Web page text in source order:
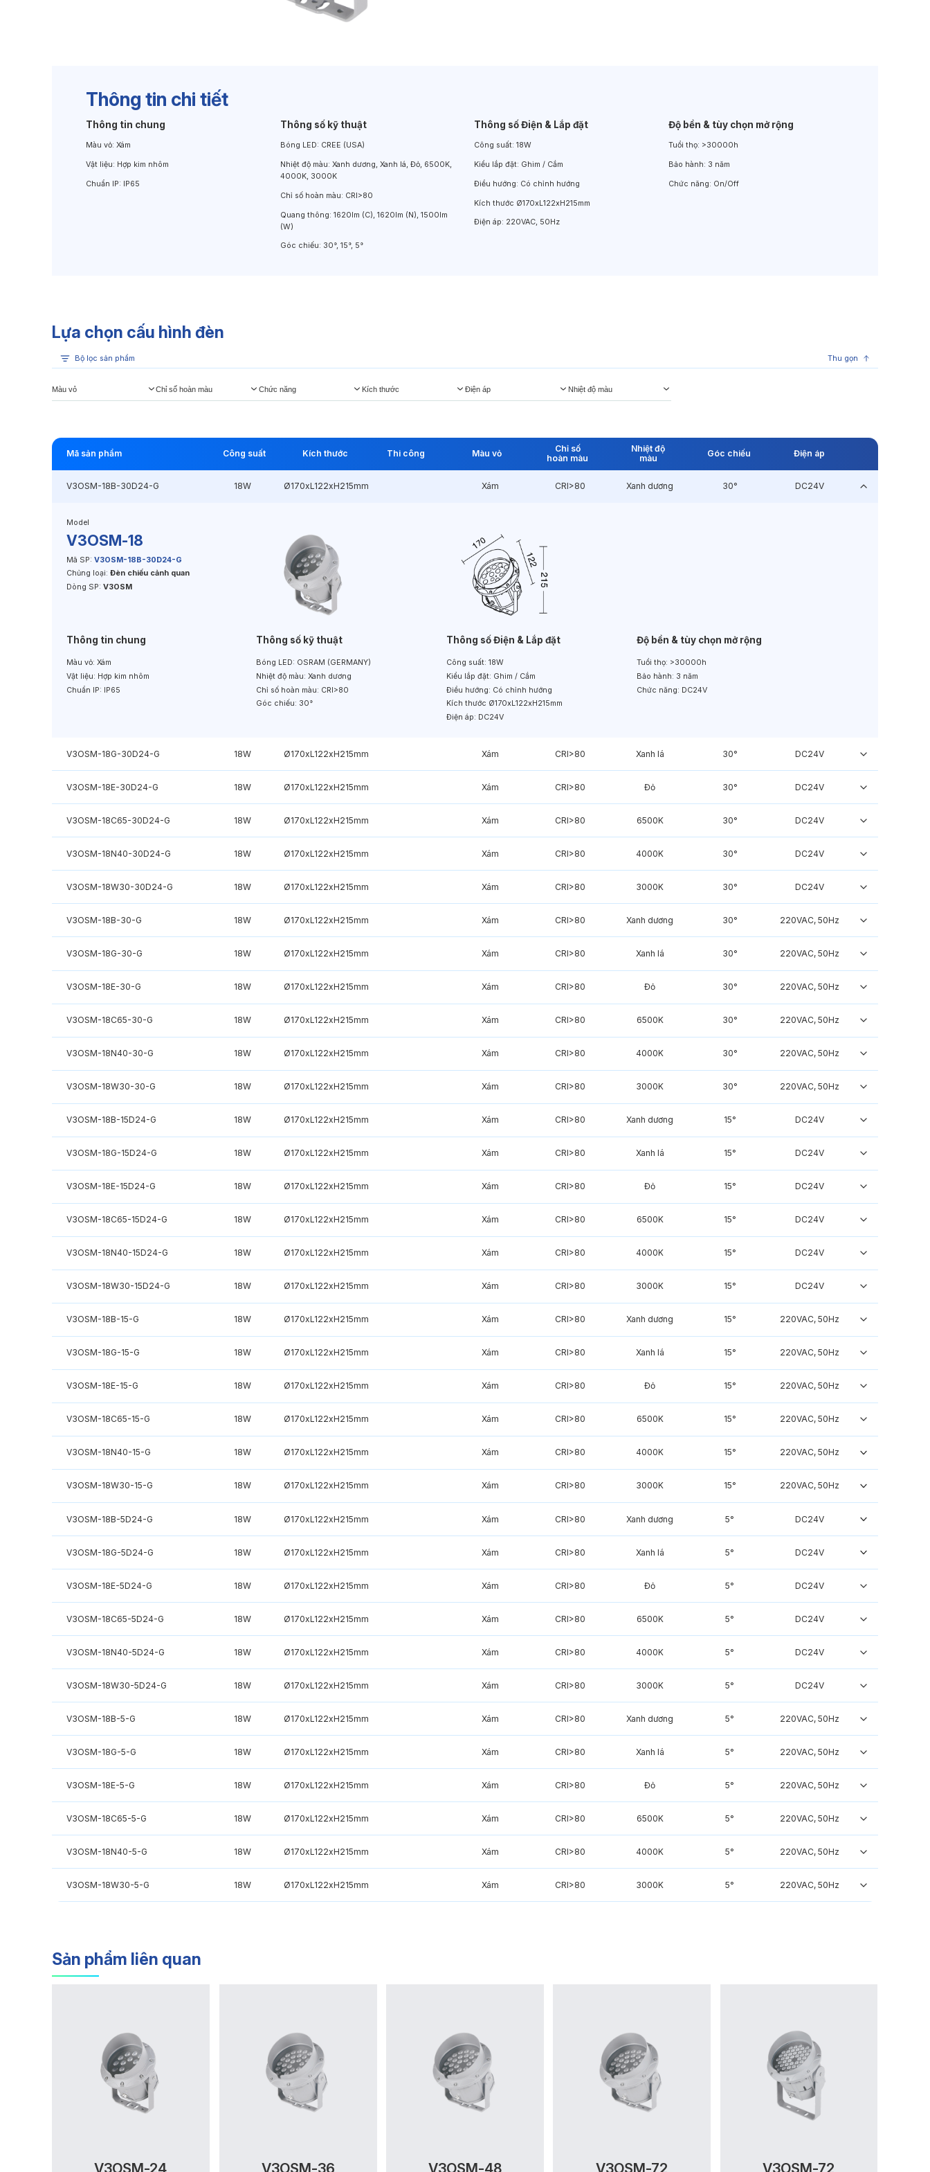
Thông tin chi tiết
Thông tin chung
Màu vỏ: Xám
Vật liệu: Hợp kim nhôm
Chuẩn IP: IP65
Thông số kỹ thuật
Bóng LED: CREE (USA)
Nhiệt độ màu: Xanh dương, Xanh lá, Đỏ, 6500K,
4000K, 3000K
Chỉ số hoàn màu: CRI>80
Quang thông: 1620lm (C), 1620lm (N), 1500lm
(W)
Góc chiếu: 30°, 15°, 5°
Thông số Điện & Lắp đặt
Công suất:18W
Kiểu lắp đặt: Ghim / Cắm
Điều hướng: Có chỉnh hướng
Kích thước Ø170xL122xH215mm
Điện áp: 220VAC, 50Hz
Độ bền & tùy chọn mở rộng
Tuổi thọ: >30000h
Bảo hành: 3 năm
Chức năng: On/Off
Lựa chọn cấu hình đèn
Bộ lọc sản phẩm Thu gọn
Màu vỏ Chỉ số hoàn màu Chức năng Kích thước Điện áp Nhiệt độ màu
Mã sản phẩm Công suất Kích thước Thi công Màu vỏ
Chỉ số
hoàn màu
Nhiệt độ
màu
Góc chiếu Điện áp
V3OSM-18B-30D24-G 18W Ø170xL122xH215mm Xám CRI>80 Xanh dương 30° DC24V
Model
V3OSM-18
Mã SP: V3OSM-18B-30D24-G
Chủng loại: Đèn chiếu cảnh quan
Dòng SP: V3OSM
Thông tin chung
Màu vỏ: Xám
Vật liệu: Hợp kim nhôm
Chuẩn IP: IP65
Thông số kỹ thuật
Bóng LED: OSRAM (GERMANY)
Nhiệt độ màu: Xanh dương
Chỉ số hoàn màu: CRI>80
Góc chiếu: 30°
Thông số Điện & Lắp đặt
Công suất: 18W
Kiểu lắp đặt: Ghim / Cắm
Điều hướng: Có chỉnh hướng
Kích thước Ø170xL122xH215mm
Điện áp: DC24V
Độ bền & tùy chọn mở rộng
Tuổi thọ: >30000h
Bảo hành: 3 năm
Chức năng: DC24V
V3OSM-18G-30D24-G 18W Ø170xL122xH215mm Xám CRI>80 Xanh lá 30° DC24V
V3OSM-18E-30D24-G 18W Ø170xL122xH215mm Xám CRI>80 Đỏ 30° DC24V
V3OSM-18C65-30D24-G 18W Ø170xL122xH215mm Xám CRI>80 6500K 30° DC24V
V3OSM-18N40-30D24-G 18W Ø170xL122xH215mm Xám CRI>80 4000K 30° DC24V
V3OSM-18W30-30D24-G 18W Ø170xL122xH215mm Xám CRI>80 3000K 30° DC24V
V3OSM-18B-30-G 18W Ø170xL122xH215mm Xám CRI>80 Xanh dương 30° 220VAC, 50Hz
V3OSM-18G-30-G 18W Ø170xL122xH215mm Xám CRI>80 Xanh lá 30° 220VAC, 50Hz
V3OSM-18E-30-G 18W Ø170xL122xH215mm Xám CRI>80 Đỏ 30° 220VAC, 50Hz
V3OSM-18C65-30-G 18W Ø170xL122xH215mm Xám CRI>80 6500K 30° 220VAC, 50Hz
V3OSM-18N40-30-G 18W Ø170xL122xH215mm Xám CRI>80 4000K 30° 220VAC, 50Hz
V3OSM-18W30-30-G 18W Ø170xL122xH215mm Xám CRI>80 3000K 30° 220VAC, 50Hz
V3OSM-18B-15D24-G 18W Ø170xL122xH215mm Xám CRI>80 Xanh dương 15° DC24V
V3OSM-18G-15D24-G 18W Ø170xL122xH215mm Xám CRI>80 Xanh lá 15° DC24V
V3OSM-18E-15D24-G 18W Ø170xL122xH215mm Xám CRI>80 Đỏ 15° DC24V
V3OSM-18C65-15D24-G 18W Ø170xL122xH215mm Xám CRI>80 6500K 15° DC24V
V3OSM-18N40-15D24-G 18W Ø170xL122xH215mm Xám CRI>80 4000K 15° DC24V
V3OSM-18W30-15D24-G 18W Ø170xL122xH215mm Xám CRI>80 3000K 15° DC24V
V3OSM-18B-15-G 18W Ø170xL122xH215mm Xám CRI>80 Xanh dương 15° 220VAC, 50Hz
V3OSM-18G-15-G 18W Ø170xL122xH215mm Xám CRI>80 Xanh lá 15° 220VAC, 50Hz
V3OSM-18E-15-G 18W Ø170xL122xH215mm Xám CRI>80 Đỏ 15° 220VAC, 50Hz
V3OSM-18C65-15-G 18W Ø170xL122xH215mm Xám CRI>80 6500K 15° 220VAC, 50Hz
V3OSM-18N40-15-G 18W Ø170xL122xH215mm Xám CRI>80 4000K 15° 220VAC, 50Hz
V3OSM-18W30-15-G 18W Ø170xL122xH215mm Xám CRI>80 3000K 15° 220VAC, 50Hz
V3OSM-18B-5D24-G 18W Ø170xL122xH215mm Xám CRI>80 Xanh dương 5° DC24V
V3OSM-18G-5D24-G 18W Ø170xL122xH215mm Xám CRI>80 Xanh lá 5° DC24V
V3OSM-18E-5D24-G 18W Ø170xL122xH215mm Xám CRI>80 Đỏ 5° DC24V
V3OSM-18C65-5D24-G 18W Ø170xL122xH215mm Xám CRI>80 6500K 5° DC24V
V3OSM-18N40-5D24-G 18W Ø170xL122xH215mm Xám CRI>80 4000K 5° DC24V
V3OSM-18W30-5D24-G 18W Ø170xL122xH215mm Xám CRI>80 3000K 5° DC24V
V3OSM-18B-5-G 18W Ø170xL122xH215mm Xám CRI>80 Xanh dương 5° 220VAC, 50Hz
V3OSM-18G-5-G 18W Ø170xL122xH215mm Xám CRI>80 Xanh lá 5° 220VAC, 50Hz
V3OSM-18E-5-G 18W Ø170xL122xH215mm Xám CRI>80 Đỏ 5° 220VAC, 50Hz
V3OSM-18C65-5-G 18W Ø170xL122xH215mm Xám CRI>80 6500K 5° 220VAC, 50Hz
V3OSM-18N40-5-G 18W Ø170xL122xH215mm Xám CRI>80 4000K 5° 220VAC, 50Hz
V3OSM-18W30-5-G 18W Ø170xL122xH215mm Xám CRI>80 3000K 5° 220VAC, 50Hz
Sản phẩm liên quan
V3OSM-24 V3OSM-36 V3OSM-48 V3OSM-72 V3OSM-72